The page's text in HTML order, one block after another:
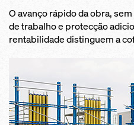
O avanço rápido da obra,
de trabalho e protecção
rentabilidade distinguem a